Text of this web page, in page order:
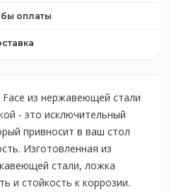
оплаты
из нержавеющей стали
- это исключительный
привносит в ваш стол
Изготовленная из
стали, ложка
и стойкость к коррозии.